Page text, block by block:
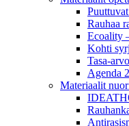
Rauhaa
Ecoality
Kohti
Tasa-
Agenda
Materiaalit